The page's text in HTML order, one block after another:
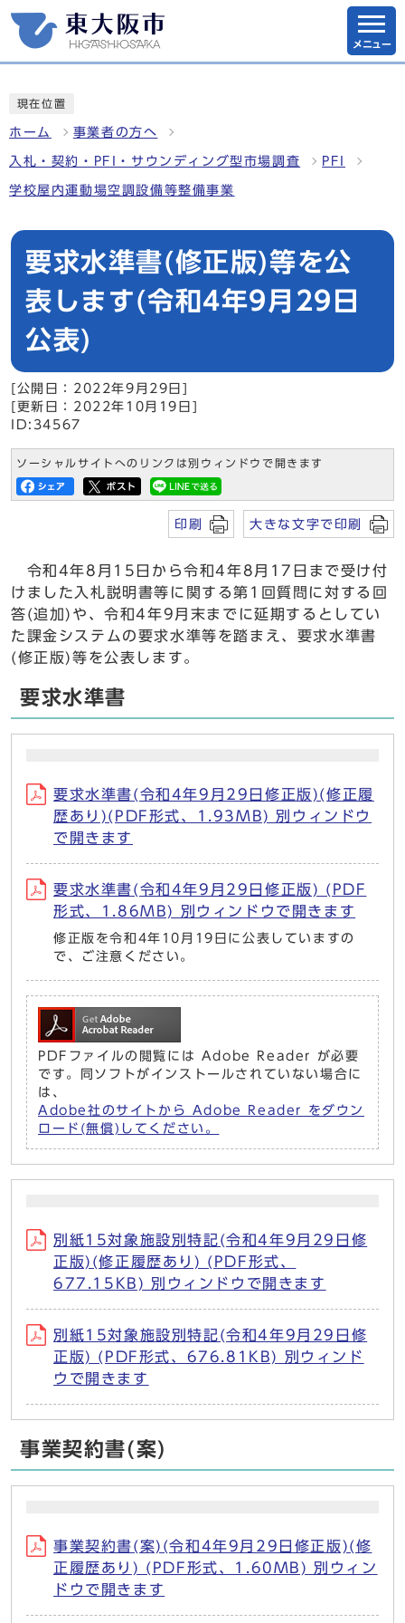
メニュー
現在位置
ホーム 事業者の方へ
入札・契約・PFI・サウンディング型市場調査 PFI
学校屋内運動場空調設備等整備事業
要求水準書(修正版)等を公
表します(令和4年9月29日
公表)
[公開日：2022年9月29日]
[更新日：2022年10月19日]
ID:34567
ソーシャルサイトへのリンクは別ウィンドウで開きます
印刷 大きな文字で印刷
令和4年8月15日から令和4年8月17日まで受け付
けました入札説明書等に関する第1回質問に対する回
答(追加)や、令和4年9月末までに延期するとしてい
た課金システムの要求水準等を踏まえ、要求水準書
(修正版)等を公表します。
要求水準書
要求水準書(令和4年9月29日修正版)(修正履
歴あり)(PDF形式、1.93MB) 別ウィンドウ
で開きます
要求水準書(令和4年9月29日修正版) (PDF
形式、1.86MB) 別ウィンドウで開きます
修正版を令和4年10月19日に公表していますの
で、ご注意ください。
PDFファイルの閲覧には Adobe Reader が必要
です。同ソフトがインストールされていない場合に
は、
Adobe社のサイトから Adobe Reader をダウン
ロード(無償)してください。
別紙15対象施設別特記(令和4年9月29日修
正版)(修正履歴あり) (PDF形式、
677.15KB) 別ウィンドウで開きます
別紙15対象施設別特記(令和4年9月29日修
正版) (PDF形式、676.81KB) 別ウィンド
ウで開きます
事業契約書(案)
事業契約書(案)(令和4年9月29日修正版)(修
正履歴あり) (PDF形式、1.60MB) 別ウィン
ドウで開きます